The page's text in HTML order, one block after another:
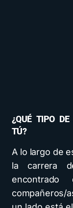
¿QUÉ TIPO
TÚ?
A lo largo de
la carrera
compañeros/